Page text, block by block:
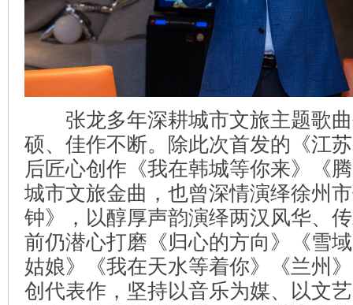
张龙多年深耕城市文旅主题歌曲
硕、佳作不断。除此次首发的《江
后匠心创作《我在韩城等你来》《
城市文旅金曲，也曾深情演绎徐州
钟》，以醇厚声韵演绎两汉风华、
前仍潜心打磨《归心的方向》《雪
姑娘》《我在天水等着你》《兰州
创代表作，坚持以音乐为媒、以文